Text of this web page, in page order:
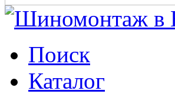
Поиск
Каталог